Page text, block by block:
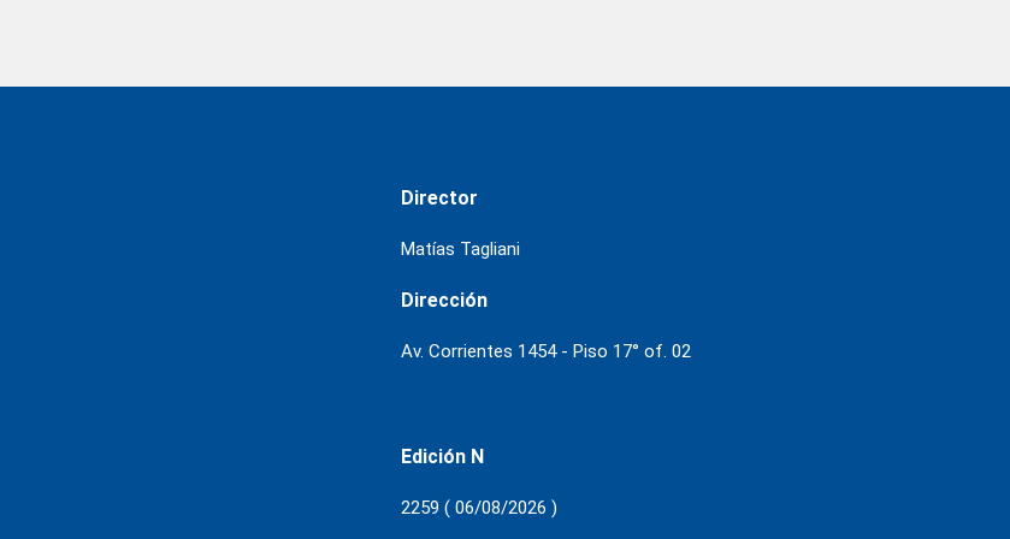
Director
Matías Tagliani
Dirección
Av. Corrientes 1454 - Piso 17° of. 02
Edición N
2259 ( 06/08/2026 )